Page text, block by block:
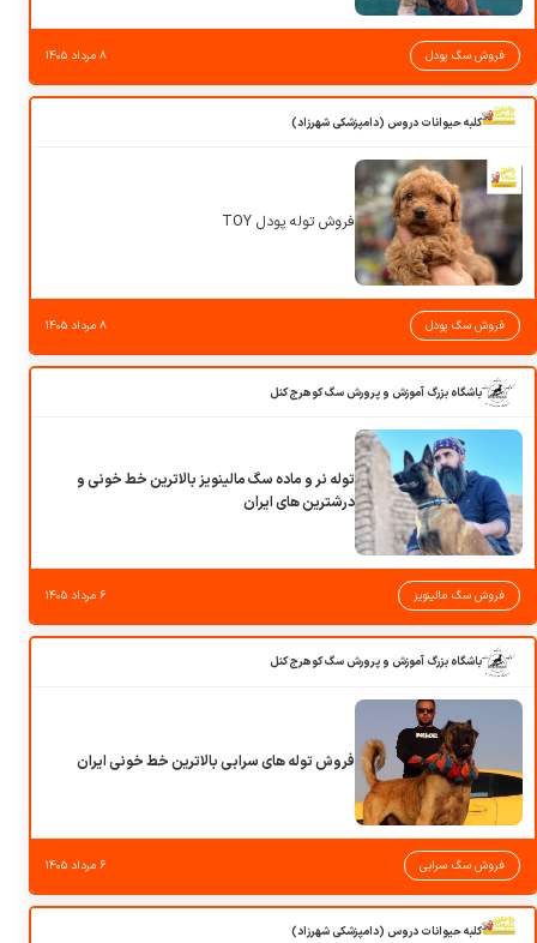
فروش سگ پودل ۸ مرداد ۱۴۰۵
کلبه حیوانات دروس (دامپزشکی شهرزاد)
فروش توله پودل TOY
فروش سگ پودل ۸ مرداد ۱۴۰۵
باشگاه بزرگ آموزش و پرورش سگ کوهرج کنل
توله نر و ماده سگ مالینویز بالاترین خط خونی و
درشترین های ایران
فروش سگ مالینویز ۶ مرداد ۱۴۰۵
باشگاه بزرگ آموزش و پرورش سگ کوهرج کنل
فروش توله های سرابی بالاترین خط خونی ایران
فروش سگ سرابی ۶ مرداد ۱۴۰۵
کلبه حیوانات دروس (دامپزشکی شهرزاد)